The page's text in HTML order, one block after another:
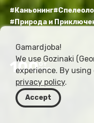
#Каньонинг
#Природа и
100 От
USD
Gamardjoba!
We use Gozinaki
experience. By
privacy policy.
Accept